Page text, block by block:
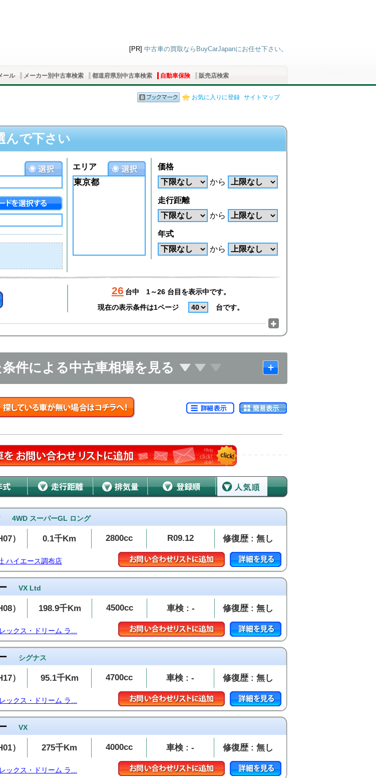
[PR] 中古車の買取ならBuyCarJapanにお任せ下さい。
ール メーカー別中古車検索 都道府県別中古車検索 自動車保険 販売店検索
お気に入りに登録 サイトマップ
んで下さい
エリア
東京都
価格
から
走行距離
から
年式
から
26 台中
1～26 台目を表示中です。
現在の表示条件は1ページ
台です。
件による中古車相場を見る
4WD スーパーGL ロング
） 0.1千Km 2800cc R09.12 修復歴 : 無し
ハイエース調布店
VX Ltd
） 198.9千Km 4500cc 車検 : - 修復歴 : 無し
ックス・ドリーム ラ...
シグナス
） 95.1千Km 4700cc 車検 : - 修復歴 : 無し
ックス・ドリーム ラ...
VX
） 275千Km 4000cc 車検 : - 修復歴 : 無し
ックス・ドリーム ラ...